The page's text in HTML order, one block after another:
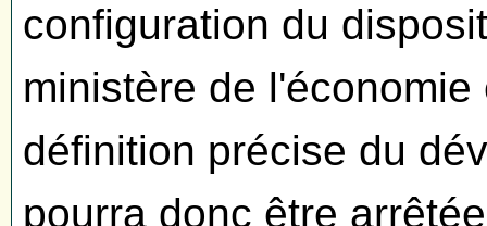
configuration du
ministère de
définition précise du
pourra donc être